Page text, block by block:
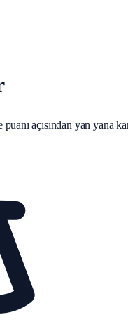
açısından yan yana